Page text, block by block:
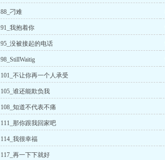
88_刁难
91_我抱着你
95_没被接起的电话
98_StillWaitig
101_不让你再一个人承受
105_谁还能欺负我
108_知道不代表不痛
111_那你跟我回家吧
114_我很幸福
117_再一下下就好